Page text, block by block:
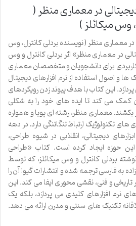
در معماری منظر (
وس میکائلز )
معماری منظر ( نویسنده بردلی کانترل، وس
در معماری منظر» اثر بردلی کانترل و وس
برای دانشجویان و متخصصان معماری
و اصول استفاده از نرم افزارهای دیجیتال
این کتاب با هدف پیوند زدن رویکردهای
کمک می کند تا ایده های خود را به شکلی
بکشند. معماری منظر، رشته ای پویا و همواره
تکنولوژیک ارتباط تنگاتنگی دارد. در دهه
دیجیتالی، انقلابی در شیوه طراحی،
این حوزه ایجاد کرده است. کتاب «طراحی
بردلی کانترل و وس میکائلز، که توسط
به فارسی ترجمه شده و انتشارات گیوا آن را
و فنی، نقشی محوری ایفا می کند. این
نرم افزارهای کلیدی می پردازد، بلکه یک
تکنیک های سنتی و مدرن ارائه می دهد.